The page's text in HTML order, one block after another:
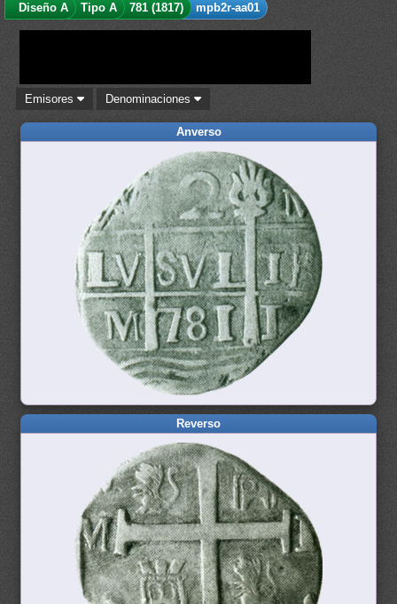
Diseño A
Tipo A 781 (1817) mpb2r-aa01
Emisores Denominaciones
Anverso
Reverso